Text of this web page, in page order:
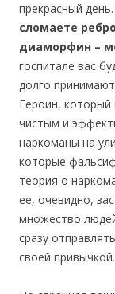
прекрасный день.
сломаете
диаморфин –
госпитале вас
долго
Героин, который
чистым и
наркоманы на
которые
теория о
ее, очевидно,
множество
сразу
своей привычкой.